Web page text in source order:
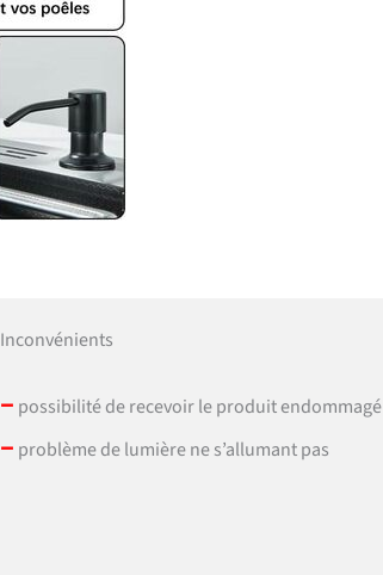
Inconvénients
– possibilité de recevoir le produit endommagé
– problème de lumière ne s’allumant pas